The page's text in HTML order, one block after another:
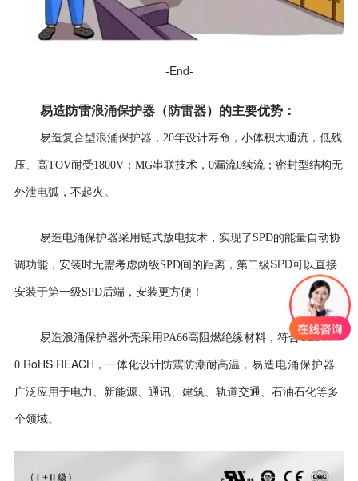
-End-
易造防雷浪涌保护器（防雷器） 的主要优势：
易造复合型浪涌保护器 ， 20年设计寿命， 小体积大通流，低残
压、高TOV耐受1800V；MG串联技术，0漏流0续流；密封型结构无
外泄电弧，不起火。
易造电涌保护器采用链式放电技术，实现了SPD的能量自动协
调功能，安装时无需考虑两级SPD间的距离，第二级SPD可以直接
安装于第一级SPD后端，安装更方便！
易造浪涌保护器外壳采用PA66高阻燃绝缘材料，符合UL94V-
0 RoHS REACH ，一体化设计防震防潮耐高温 ，易造电涌保护器
广泛应用于电力、新能源、通讯、建筑、轨道交通、石油石化等多
个领域。